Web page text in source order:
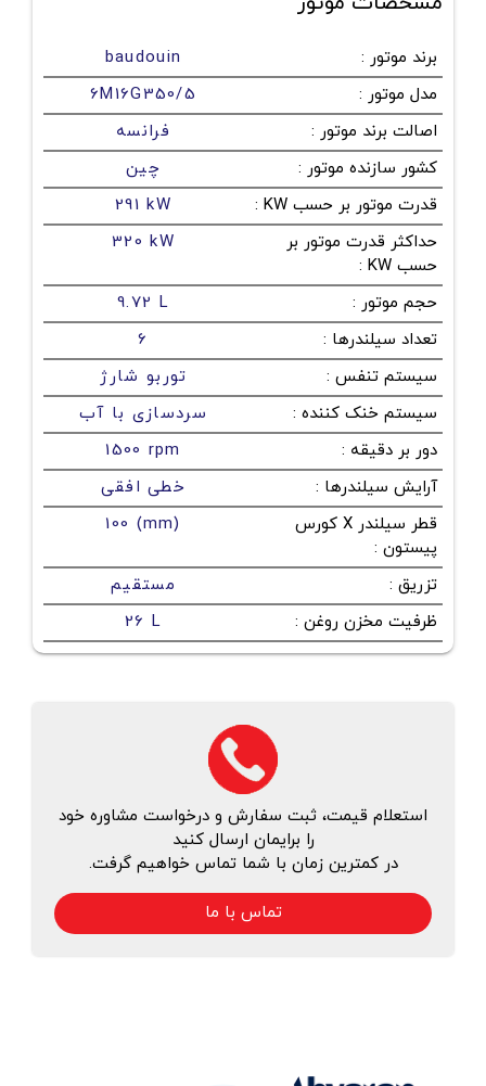
برند موتور :
baudouin
مدل موتور :
6M16G350/5
اصالت برند موتور :
فرانسه
کشور سازنده موتور :
چین
قدرت موتور بر حسب KW
:
291 kW
حداکثر قدرت موتور بر
حسب KW
:
320 kW
حجم موتور :
9.72 L
تعداد سیلندرها :
6
سیستم تنفس :
توربو شارژ
سیستم خنک کننده :
سردسازی با آب
دور بر دقیقه :
1500 rpm
آرایش سیلندرها :
خطی افقی
قطر سیلندر X کورس
پیستون :
100 (mm)
تزریق :
مستقیم
ظرفیت مخزن روغن :
26 L
استعلام قیمت، ثبت سفارش و درخواست مشاوره خود
را برایمان ارسال کنید
در کمترین زمان با شما تماس خواهیم گرفت.
تماس با ما